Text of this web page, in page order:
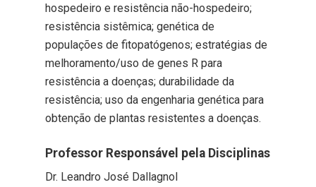
hospedeiro e resistência não-hospedeiro;
resistência sistêmica; genética de
populações de fitopatógenos; estratégias de
melhoramento/uso de genes R para
resistência a doenças; durabilidade da
resistência; uso da engenharia genética para
obtenção de plantas resistentes a doenças.
Professor Responsável pela Disciplinas
Dr. Leandro José Dallagnol